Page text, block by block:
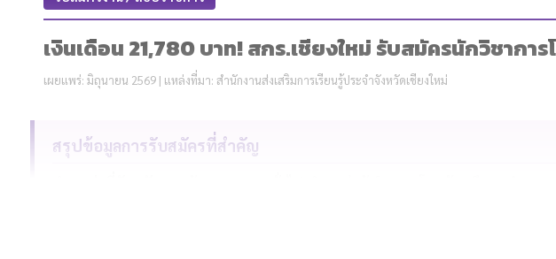
เงินเดือน 21,780 บาท! สกร.เชียงใหม่ รับสมัครนักวิชาก
เผยแพร่: มิถุนายน 2569 | แหล่งที่มา: สำนักงานส่งเสริมการเรียนรู้ประจำจังหวัดเชียงใหม่
สรุปข้อมูลการรับสมัครที่สำคัญ